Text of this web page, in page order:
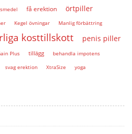
få erektion örtpiller
Kegel övningar Manlig förbättring
kosttillskott penis piller
Plus tillägg
behandla impotens
svag erektion XtraSize yoga